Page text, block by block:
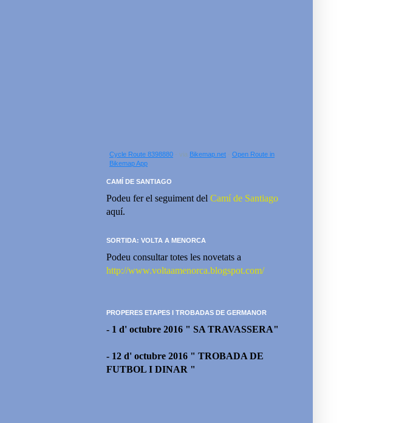
Cycle Route 8398880 - via Bikemap.net - Open Route in
Bikemap App
CAMÍ DE SANTIAGO
Podeu fer el seguiment del Camí de Santiago
aquí.
SORTIDA: VOLTA A MENORCA
Podeu consultar totes les novetats a
http://www.voltaamenorca.blogspot.com/
PROPERES ETAPES I TROBADAS DE GERMANOR
- 1 d' octubre 2016 " SA TRAVASSERA"
- 12 d' octubre 2016 " TROBADA DE
FUTBOL I DINAR "